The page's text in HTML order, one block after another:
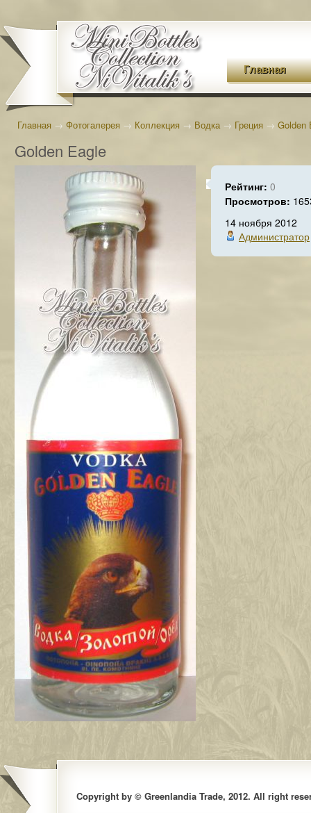
Главная
Главная → Фотогалерея → Коллекция → Водка→ Греция → Golden
Golden Eagle
Рейтинг: 0
Просмотров:
14 ноября 2012
Администратор
Copyright by © Greenlandia Trade, 2012. All right